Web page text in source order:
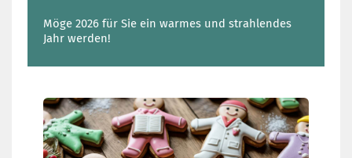
Möge 2026 für Sie ein warmes und strahlendes
Jahr werden!